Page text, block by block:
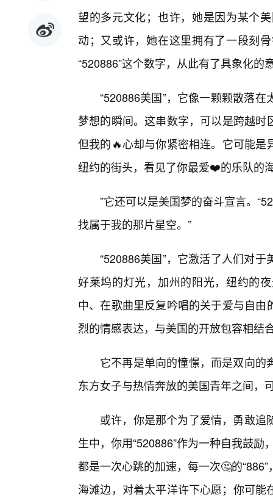
望的多元文化；也许，她是因为某个
动；又或许，她在这里拥有了一段刻
“520886”这个数字，从此有了具象化的
“520886美国”，它像一颗颗散落
梦想的瞬间。这串数字，可以是跨越时
但我的🔥心却与你紧密相连。它可能是
纽约的街头，看见了你最爱❤️的乐队的
”它还可以是美国梦的奋斗宣言。
找属于我的那片星空。”
“520886美国”，它激活了人们对
好莱坞的灯光，加州的阳光，纽约的
中、在歌曲里反复吟唱的关于爱与自由
烈的情感表达，与美国的开放包容相结
它不再是单向的憧憬，而是双向
东方女子与热情奔放的美国青年之间，
或许，你是那个为了爱情，勇敢
生中，你用“520886”作为一种自我鼓励
都是一次心跳的加速，每一次🤔的
海滩边，对着太平洋许下心愿；你可